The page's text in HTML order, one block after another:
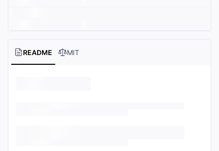
README MIT